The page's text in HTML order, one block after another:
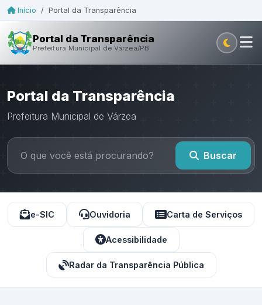
Início / Portal da Transparência
Portal da Transparência
Prefeitura Municipal de Várzea/PB
Portal da Transparência
Prefeitura Municipal de Várzea
Buscar
e-SIC Ouvidoria Carta de Serviços
Acessibilidade
Radar da Transparência Pública